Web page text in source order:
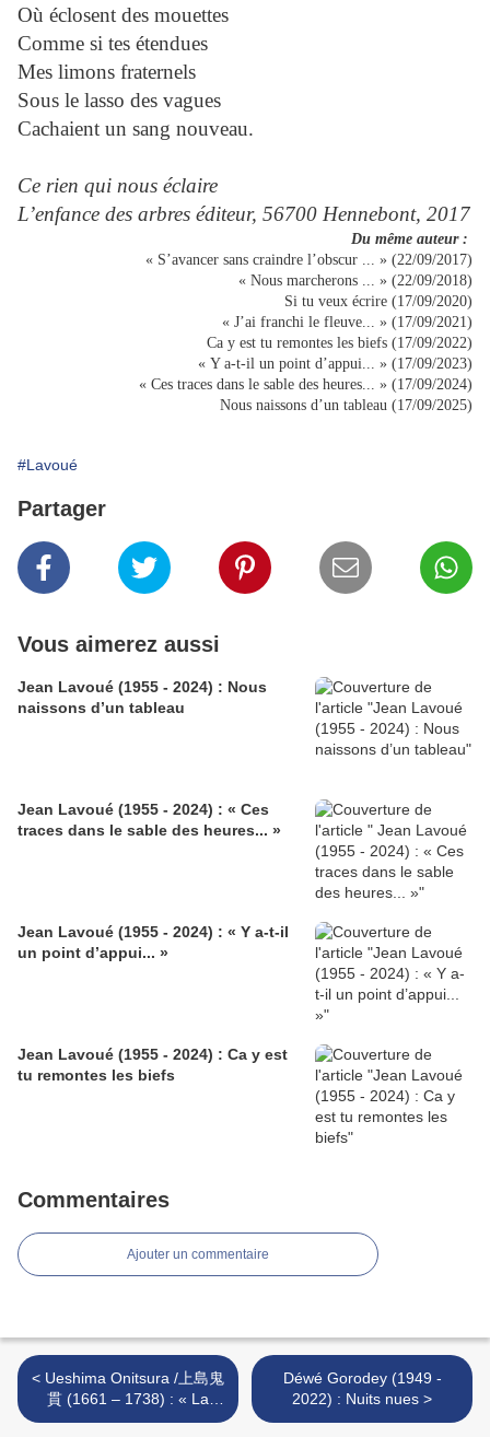
Où éclosent des mouettes
Comme si tes étendues
Mes limons fraternels
Sous le lasso des vagues
Cachaient un sang nouveau.
Ce rien qui nous éclaire
L’enfance des arbres éditeur, 56700 Hennebont, 2017
Du même auteur :
« S’avancer sans craindre l’obscur ... » (22/09/2017)
« Nous marcherons ... » (22/09/2018)
Si tu veux écrire (17/09/2020)
« J’ai franchi le fleuve... » (17/09/2021)
Ca y est tu remontes les biefs (17/09/2022)
« Y a-t-il un point d’appui... » (17/09/2023)
« Ces traces dans le sable des heures... » (17/09/2024)
Nous naissons d’un tableau (17/09/2025)
#Lavoué
Partager
Vous aimerez aussi
Jean Lavoué (1955 - 2024) : Nous
naissons d’un tableau
Jean Lavoué (1955 - 2024) : « Ces
traces dans le sable des heures... »
Jean Lavoué (1955 - 2024) : « Y a-t-il
un point d’appui... »
Jean Lavoué (1955 - 2024) : Ca y est
tu remontes les biefs
Commentaires
Ajouter un commentaire
< Ueshima Onitsura /上島鬼
貫 (1661 – 1738) : « La
brise fraîche... »
Déwé Gorodey (1949 -
2022) : Nuits nues >